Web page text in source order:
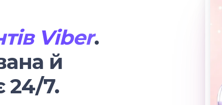
Viber.
й
24/7.